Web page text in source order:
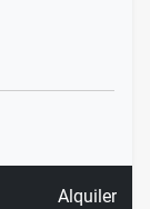
Alquiler